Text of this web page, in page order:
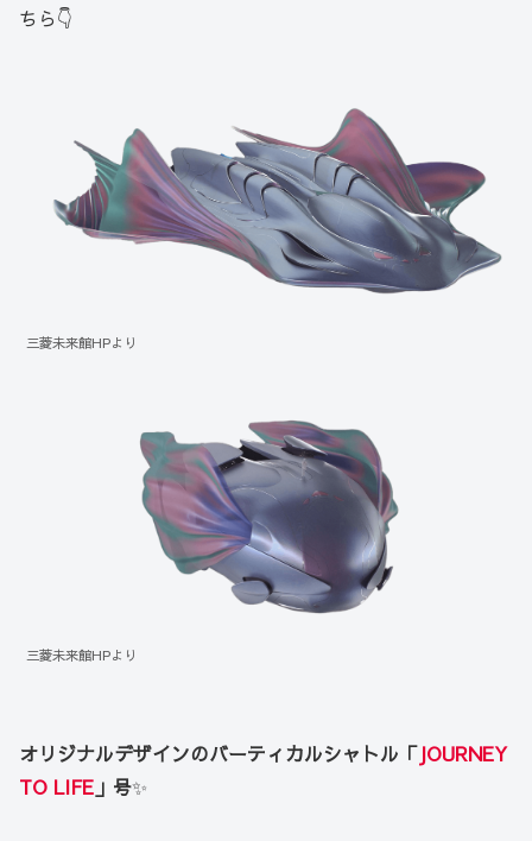
ちら👇
三菱未来館HPより
三菱未来館HPより
オリジナルデザインのバーティカルシャトル「JOURNEY
TO LIFE 」号✨